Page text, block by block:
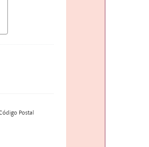
Postal